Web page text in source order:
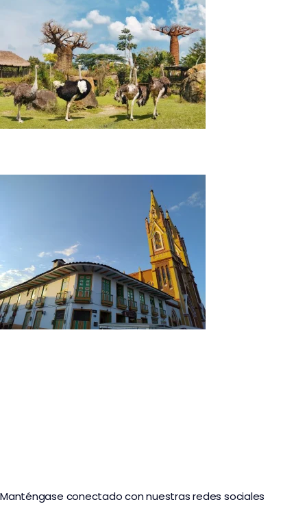
Manténgase conectado con nuestras redes sociales